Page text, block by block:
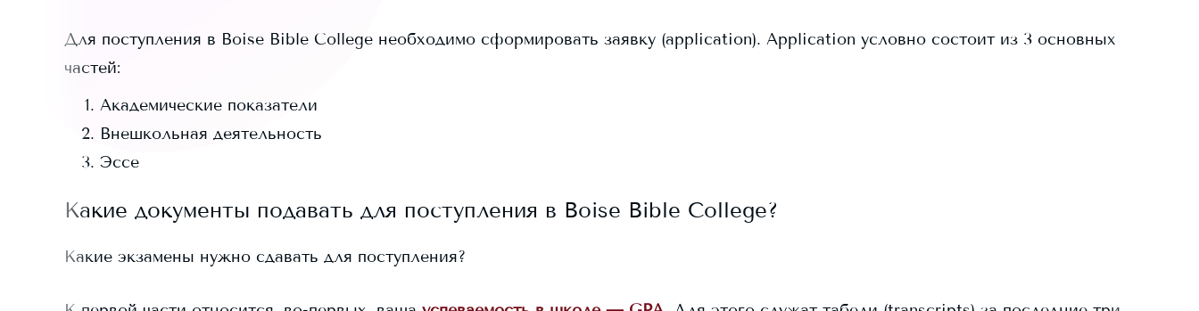
Для поступления в Boise Bible College необходимо сформировать заявку (application). Application условно состоит из 3 основных
частей:
Академические показатели
Внешкольная деятельность
Эссе
Какие документы подавать для поступления в Boise Bible College?
Какие экзамены нужно сдавать для поступления?